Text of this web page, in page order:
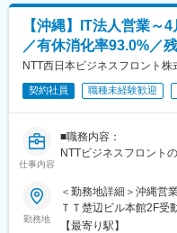
フルフレックス（コア
残業月平均13時間／完
ライフステージに応じ
変更の範囲：会社の定
・既存顧客（自治体・
・業務課題に対する解
・ICT商材（ネットワ
わせた提案
・セールスエンジニア
・導入までのプロジェ
◇この仕事の魅力
・顧客課題に深く入り
要件整理～提案内容の
・通信・クラウド・セ
高付加価値提案に携われ
【沖縄】IT法人営業～
／有休消化率93.0%／
NTT西日本ビジネスフロント株
契約社員 職種未経験歓迎
仕事内容
■職務内容：
NTTビジネスフロント
としたNTT西日本のサ
題に寄り添いお困りご
す。
勤務地
＜勤務地詳細＞沖縄
ＴＴ楚辺ビル本館2F受
【最寄り駅】